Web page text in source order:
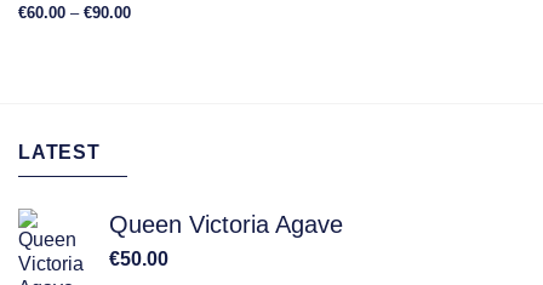
€60.00 – €90.00Price
LATEST
Queen Victoria Agave
€50.00